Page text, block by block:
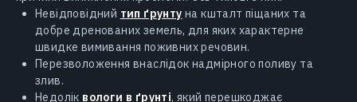
Невідповідний тип ґрунту на кшталт піщаних та
добре дренованих земель, для яких характерне
швидке вимивання поживних речовин.
Перезволоження внаслідок надмірного поливу та
злив.
Недолік вологи в ґрунті, який перешкоджає